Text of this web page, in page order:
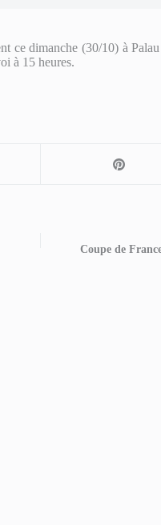
ce dimanche (30/10) à
à 15 heures.
Coupe de